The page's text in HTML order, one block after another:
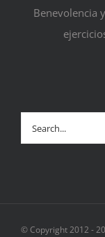
Benevolencia
Search
for:
© Copyright 2012 -